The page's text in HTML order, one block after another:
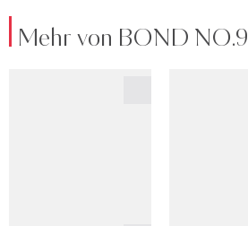
Mehr von BOND NO.9